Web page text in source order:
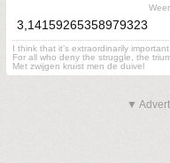
3,14159265358979323
I think that it’s extraordinarily
For all who deny the struggle, the
Met zwijgen kruist men de duivel
▼